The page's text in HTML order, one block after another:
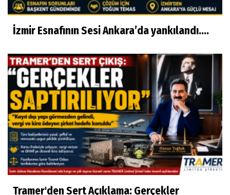
İzmir Esnafının Sesi Ankara’da yankılandı….
Tramer'den Sert Açıklama: Gerçekler